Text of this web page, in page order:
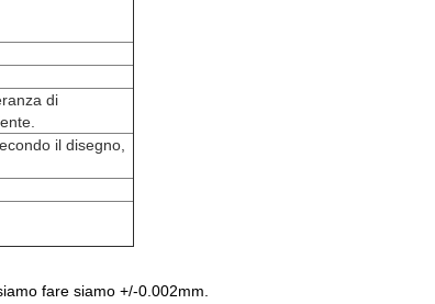
di
il disegno,
fare siamo +/-0.002mm.